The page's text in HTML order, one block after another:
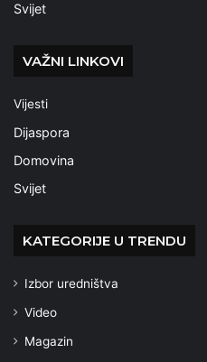
Svijet
VAŽNI LINKOVI
Vijesti
Dijaspora
Domovina
Svijet
KATEGORIJE U TRENDU
Izbor uredništva
Video
Magazin